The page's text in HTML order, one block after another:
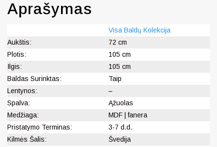
Aprašymas
Visa Baldų Kolekcija
Aukštis:
72 cm
Plotis:
105 cm
Ilgis:
105 cm
Baldas Surinktas:
Taip
Lentynos:
–
Spalva:
Ąžuolas
Medžiaga:
MDF | fanera
Pristatymo Terminas:
3-7 d.d.
Kilmės Šalis:
Švedija